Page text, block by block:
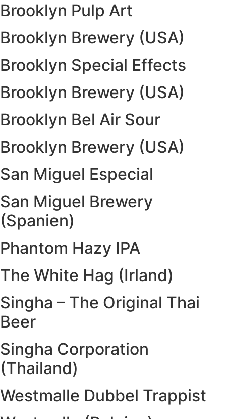
Brooklyn Pulp Art
Brooklyn Brewery (USA)
Brooklyn Special Effects
Brooklyn Brewery (USA)
Brooklyn Bel Air Sour
Brooklyn Brewery (USA)
San Miguel Especial
San Miguel Brewery
(Spanien)
Phantom Hazy IPA
The White Hag (Irland)
Singha – The Original Thai
Beer
Singha Corporation
(Thailand)
Westmalle Dubbel Trappist